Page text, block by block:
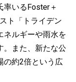
いるFoster＋
ト「トライデン
ネルギーや雨水を
。また、新たな公
の約2倍という広